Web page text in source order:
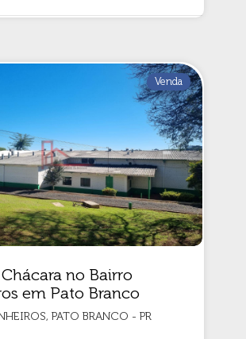
Venda
no Bairro
em Pato Branco
PATO BRANCO - PR